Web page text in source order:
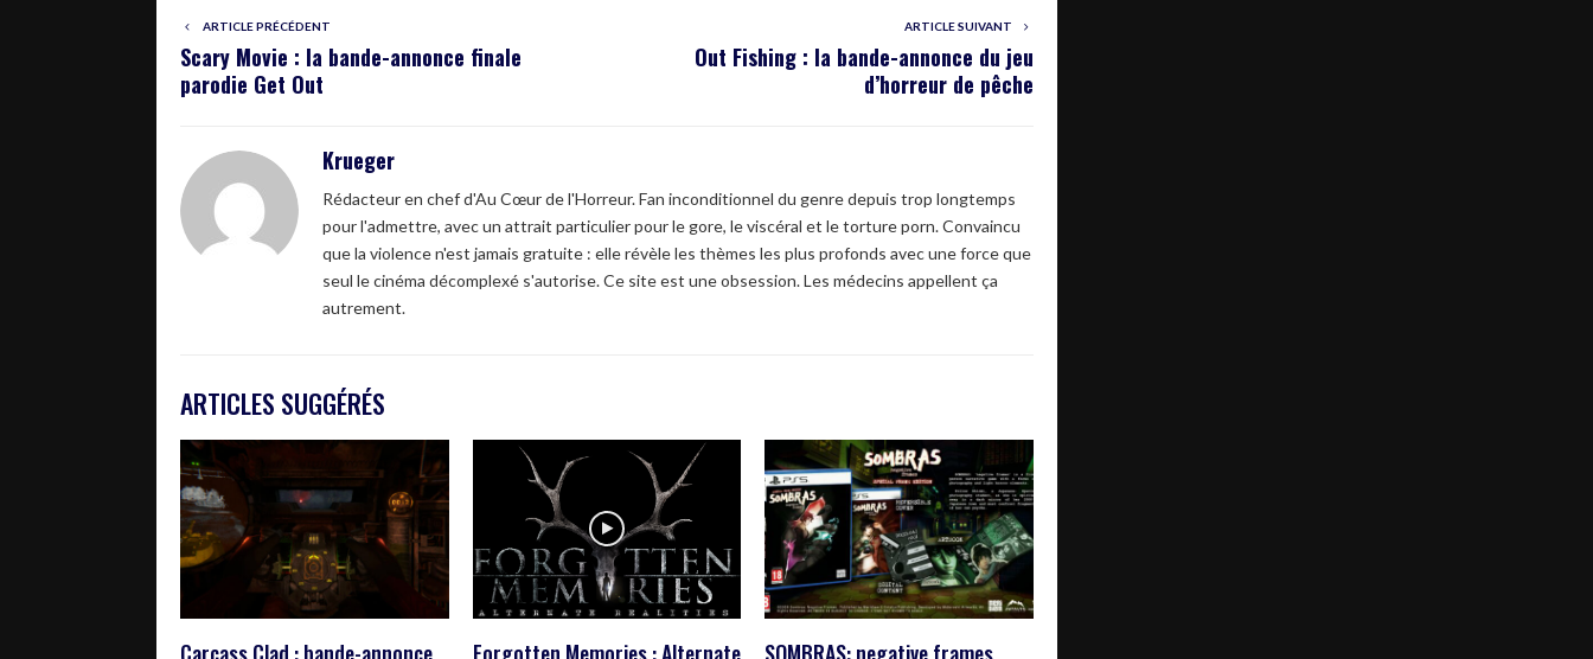
ARTICLE PRÉCÉDENT
Scary Movie : la bande-annonce finale
parodie Get Out
ARTICLE SUIVANT
Out Fishing : la bande-annonce du jeu
d’horreur de pêche
Krueger
Rédacteur en chef d'Au Cœur de l'Horreur. Fan inconditionnel du genre depuis trop longtemps
pour l'admettre, avec un attrait particulier pour le gore, le viscéral et le torture porn. Convaincu
que la violence n'est jamais gratuite : elle révèle les thèmes les plus profonds avec une force que
seul le cinéma décomplexé s'autorise. Ce site est une obsession. Les médecins appellent ça
autrement.
ARTICLES SUGGÉRÉS
Carcass Clad : bande-annonce Forgotten Memories : Alternate SOMBRAS: negative frames